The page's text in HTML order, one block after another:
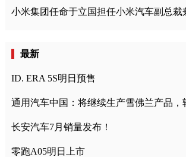
最新
ID. ERA 5S明日预售
通用汽车中国：将继续生产雪佛兰产品，
长安汽车7月销量发布！
零跑A05明日上市